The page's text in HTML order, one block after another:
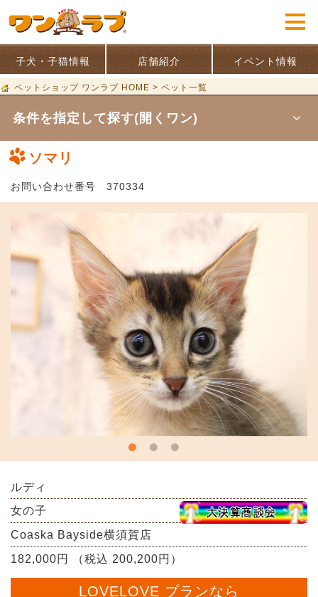
子犬・子猫情報 店舗紹介 イベント情報
ペットショップ ワンラブ HOME > ペット一覧
条件を指定して探す(開くワン)
ソマリ
お問い合わせ番号 370334
ルディ
女の子
Coaska Bayside横須賀店
182,000円 （税込 200,200円）
LOVELOVE プランなら